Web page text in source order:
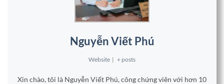
Nguyễn Viết Phú
Website | + posts
Xin chào, tôi là Nguyễn Viết Phú, công chứng viên với hơn 10